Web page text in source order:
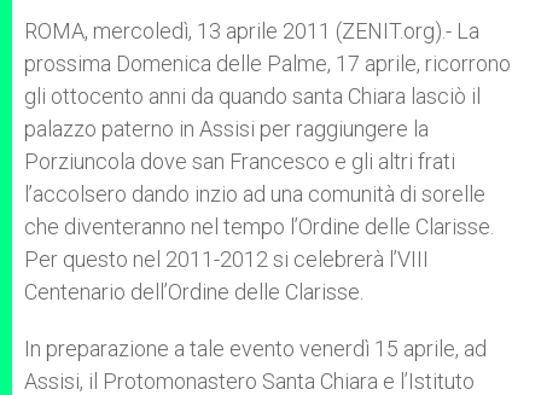
p
p
g
e
r
o
k
r
ROMA, mercoledì, 13 aprile 2011 (ZENIT.org).- La
prossima Domenica delle Palme, 17 aprile, ricorrono
gli ottocento anni da quando santa Chiara lasciò il
palazzo paterno in Assisi per raggiungere la
Porziuncola dove san Francesco e gli altri frati
l’accolsero dando inzio ad una comunità di sorelle
che diventeranno nel tempo l’Ordine delle Clarisse.
Per questo nel 2011-2012 si celebrerà l’VIII
Centenario dell’Ordine delle Clarisse.
In preparazione a tale evento venerdì 15 aprile, ad
Assisi, il Protomonastero Santa Chiara e l’Istituto